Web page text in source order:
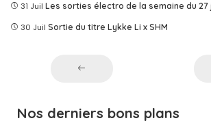
31 Juil Les sorties électro de la semaine du 27
30 Juil Sortie du titre Lykke Li x SHM
Nos derniers bons plans